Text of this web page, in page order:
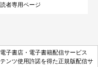
者専用ページ
子書店・電子書籍配信サービス
ンツ使用許諾を得た正規版配信サ